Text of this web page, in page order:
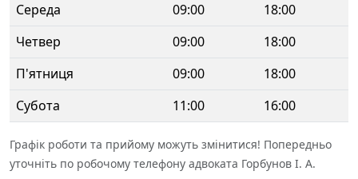
Середа
09:00
18:00
Четвер
09:00
18:00
П'ятниця
09:00
18:00
Субота
11:00 16:00
Графік роботи та прийому можуть змінитися! Попередньо
уточніть по робочому телефону адвоката Горбунов І. А.